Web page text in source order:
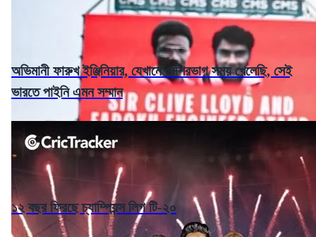
অভিমানী ফারুখ ইঞ্জিনিয়ার, যেখানে বেশিরভাগ সময় খেলেছি, সেই
ভারতে পাইনি এমন সম্মান
১২ বছর ফিরছে চ্যাম্পিয়ন্স লিগ টি-২০